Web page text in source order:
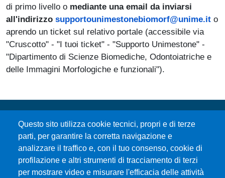
di primo livello o mediante una email da inviarsi
all'indirizzo supportounimestonebiomorf@unime.it o
aprendo un ticket sul relativo portale (accessibile via
"Cruscotto" - "I tuoi ticket" - "Supporto Unimestone" -
"Dipartimento di Scienze Biomediche, Odontoiatriche e
delle Immagini Morfologiche e funzionali").
Questo sito utilizza cookie tecnici, propri e di terze
parti, per garantire la corretta navigazione e
analizzare il traffico e, con il tuo consenso, cookie di
profilazione e altri strumenti di tracciamento di terzi
per mostrare video e misurare l'efficacia delle attività
Università degli Studi di Messina